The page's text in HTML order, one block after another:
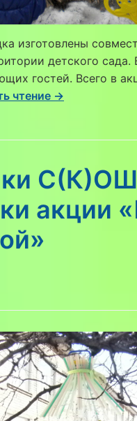
изготовлены
детского сада.
гостей. Всего в
чтение →
акции